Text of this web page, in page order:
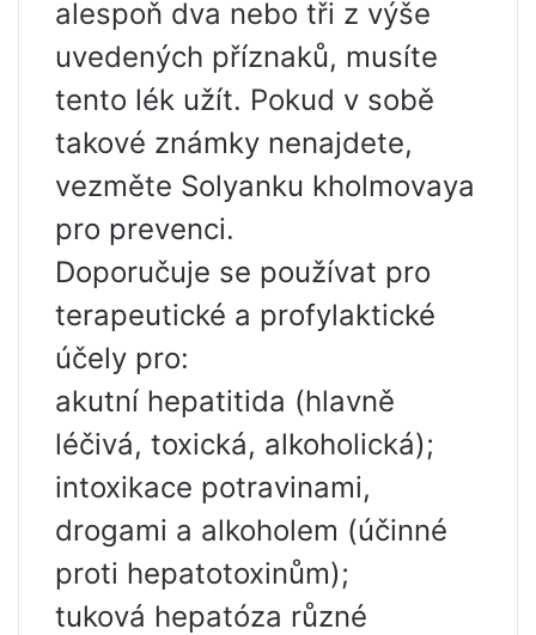
alespoň dva nebo tři z výše
uvedených příznaků, musíte
tento lék užít. Pokud v sobě
takové známky nenajdete,
vezměte Solyanku kholmovaya
pro prevenci.
Doporučuje se používat pro
terapeutické a profylaktické
účely pro:
akutní hepatitida (hlavně
léčivá, toxická, alkoholická);
intoxikace potravinami,
drogami a alkoholem (účinné
proti hepatotoxinům);
tuková hepatóza různé